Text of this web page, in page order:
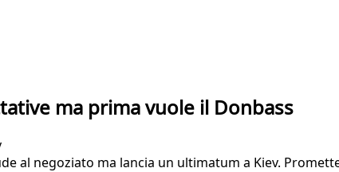
ma prima vuole il Donbass
al negoziato ma lancia un ultimatum a Kiev.